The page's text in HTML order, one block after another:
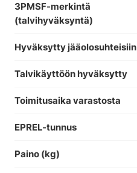
3PMSF-merkintä
(talvihyväksyntä)
Hyväksytty jääolosuhteisiin
Talvikäyttöön hyväksytty
Toimitusaika varastosta
EPREL-tunnus
Paino (kg)